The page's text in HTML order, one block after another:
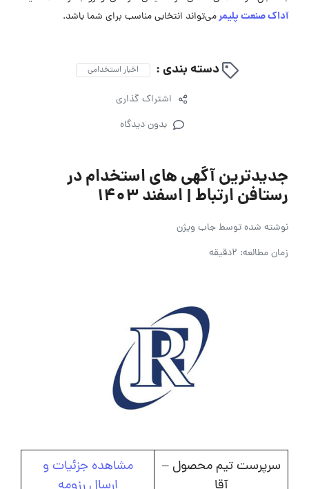
آداک صنعت پلیمرمی‌تواند انتخابی مناسب برای شما باشد.
دسته بندی : اخبار استخدامی
اشتراک گذاری
بدون دیدگاه
جدیدترین آگهی های استخدام در
رستافن ارتباط | اسفند ۱۴۰۳
نوشته شده توسطجاب ویژن
زمان مطالعه: 2دقیقه
سرپرست تیم محصول –
مشاهده جزئیات و